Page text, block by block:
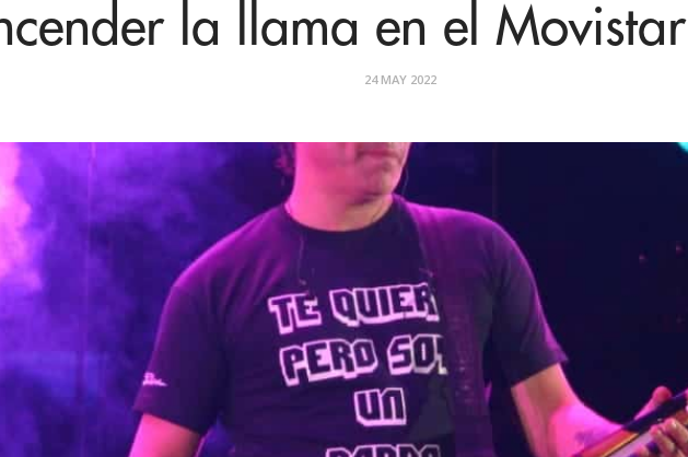
la llama en el
24 MAY 2022